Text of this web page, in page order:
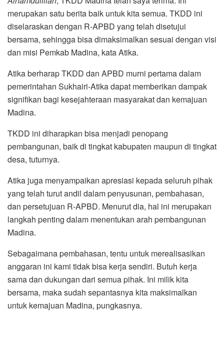
merupakan satu berita baik untuk kita semua. TKDD ini
diselaraskan dengan R-APBD yang telah disetujui
bersama, sehingga bisa dimaksimalkan sesuai dengan visi
dan misi Pemkab Madina, kata Atika.
Atika berharap TKDD dan APBD murni pertama dalam
pemerintahan Sukhairi-Atika dapat memberikan dampak
signifikan bagi kesejahteraan masyarakat dan kemajuan
Madina.
TKDD ini diharapkan bisa menjadi penopang
pembangunan, baik di tingkat kabupaten maupun di tingkat
desa, tuturnya.
Atika juga menyampaikan apresiasi kepada seluruh pihak
yang telah turut andil dalam penyusunan, pembahasan,
dan persetujuan R-APBD. Menurut dia, hal ini merupakan
langkah penting dalam menentukan arah pembangunan
Madina.
Sebagaimana pembahasan, tentu untuk merealisasikan
anggaran ini kami tidak bisa kerja sendiri. Butuh kerja
sama dan dukungan dari semua pihak. Ini milik kita
bersama, maka sudah sepantasnya kita maksimalkan
untuk kemajuan Madina, pungkasnya.